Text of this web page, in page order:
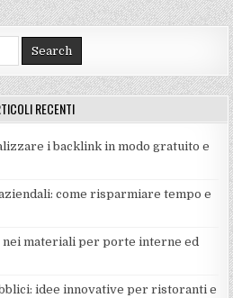
RECENTI
i backlink in modo gratuito e
come risparmiare tempo e
materiali per porte interne ed
idee innovative per ristoranti e